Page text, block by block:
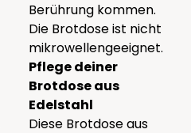
Berührung kommen.
Die Brotdose ist nicht
mikrowellengeeignet.
Pflege deiner
Brotdose aus
Edelstahl
Diese Brotdose aus